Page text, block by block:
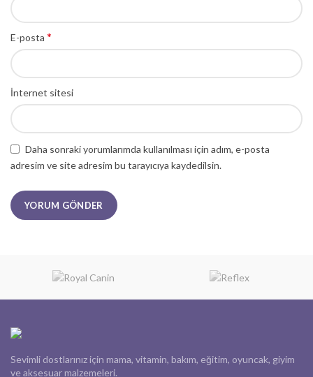
E-posta *
İnternet sitesi
Daha sonraki yorumlarımda kullanılması için adım, e-posta
adresim ve site adresim bu tarayıcıya kaydedilsin.
Sevimli dostlarınız için mama, vitamin, bakım, eğitim, oyuncak, giyim
ve aksesuar malzemeleri.